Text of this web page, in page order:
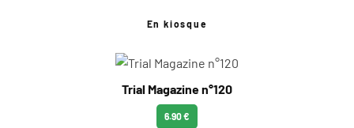
En kiosque
Trial Magazine n°120
6.90 €